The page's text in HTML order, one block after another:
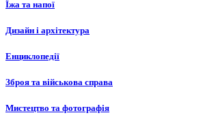
Їжа та напої
Дизайн і архітектура
Енциклопедії
Зброя та військова справа
Мистецтво та фотографія